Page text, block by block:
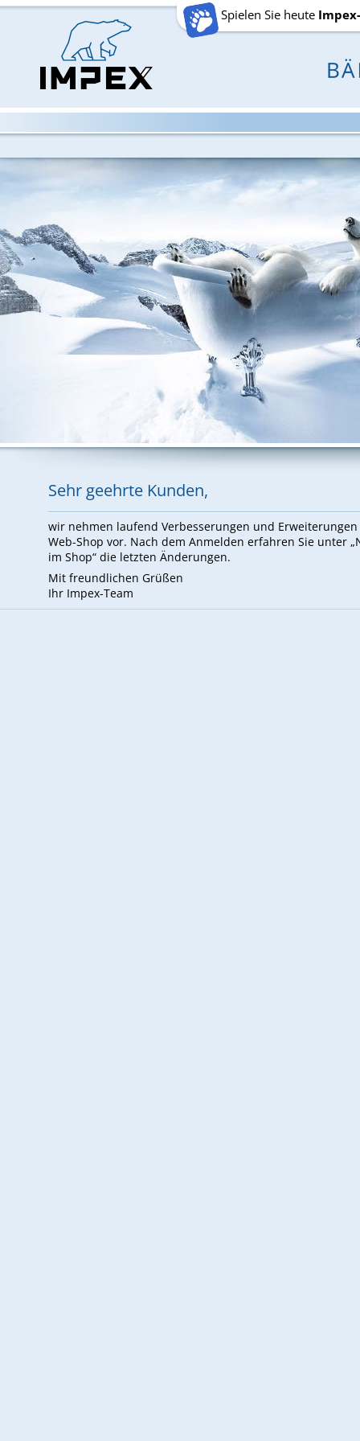
Spielen Sie heute
Sehr ge­ehr­te Kun­den,
wir neh­men lau­fend Ver­bes­se­run­gen und Er­wei­te­run­gen
Web-Shop vor. Nach dem An­mel­den er­fah­ren Sie un­ter
im Shop“ die letz­ten Än­de­run­gen.
Mit freund­li­chen Grü­ßen
Ihr Im­pex-Team